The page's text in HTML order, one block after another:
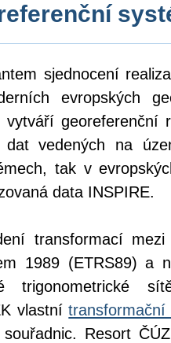
sjednocení
evropských
vytváří georeferenční
dat vedených na
tak v
data INSPIRE.
transformací mezi
1989 (ETRS89) a
trigonometrické
vlastnítransformační
Resort